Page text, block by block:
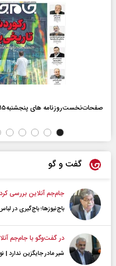
صفحات‌نخست‌روزنامه ها‌ی پنجشنبه‌۱۵ مردادماه
گفت و گو
جام‌جم آنلاین بررسی کرد
باج‌نیوزها؛ باج‌گیری در
در گفت‌و‌گو با جام‌جم
شیر مادر جایگزین ندارد |